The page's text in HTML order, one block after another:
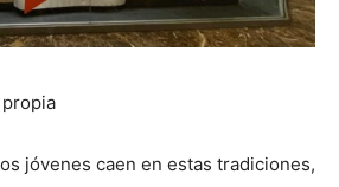
jóvenes caen en estas tradiciones,